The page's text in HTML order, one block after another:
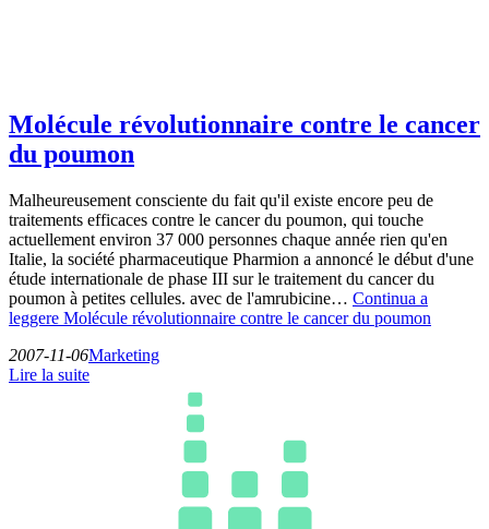
Molécule révolutionnaire contre le cancer
du poumon
Malheureusement consciente du fait qu'il existe encore peu de
traitements efficaces contre le cancer du poumon, qui touche
actuellement environ 37 000 personnes chaque année rien qu'en
Italie, la société pharmaceutique Pharmion a annoncé le début d'une
étude internationale de phase III sur le traitement du cancer du
poumon à petites cellules. avec de l'amrubicine… Continua a
leggere Molécule révolutionnaire contre le cancer du poumon
2007-11-06Marketing
Lire la suite